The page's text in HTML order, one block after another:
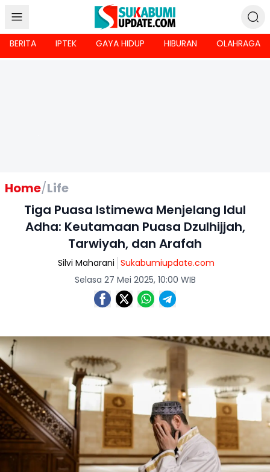
BERITA IPTEK GAYA HIDUP HIBURAN OLAHRAGA
Home/Life
Tiga Puasa Istimewa Menjelang Idul
Adha: Keutamaan Puasa Dzulhijjah,
Tarwiyah, dan Arafah
Silvi Maharani Sukabumiupdate.com
Selasa 27 Mei 2025, 10:00 WIB